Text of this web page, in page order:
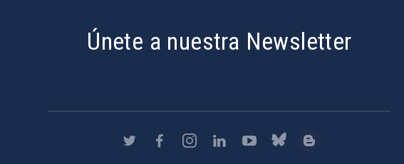
Únete a nuestra Newsletter